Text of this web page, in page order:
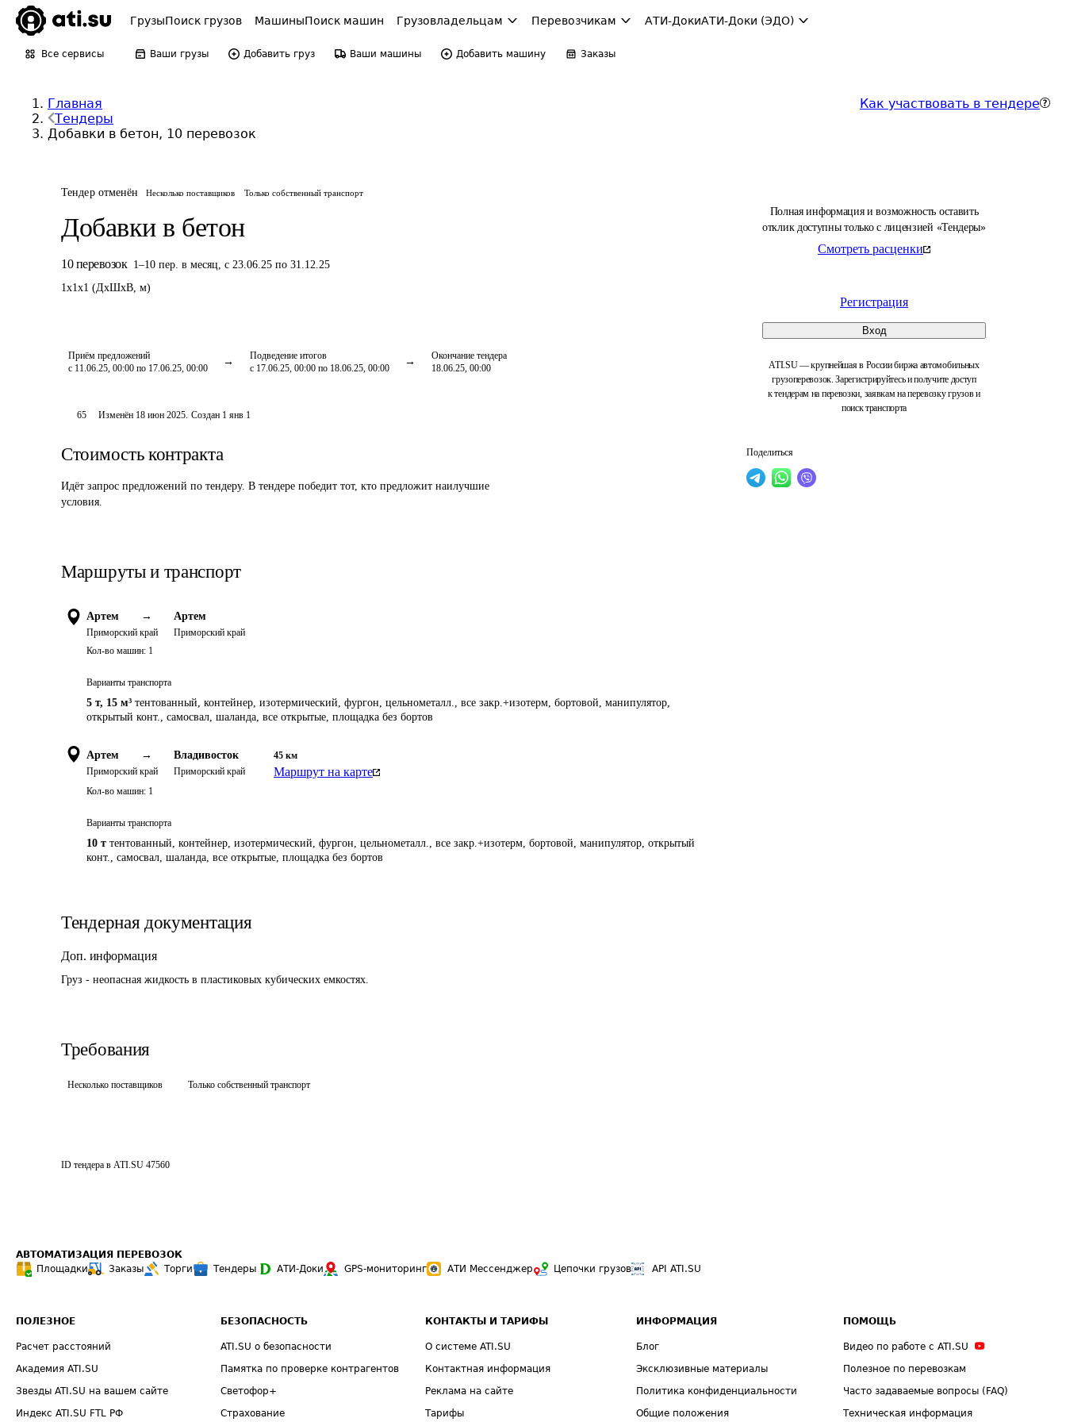
ГрузыПоиск грузов МашиныПоиск машин Грузовладельцам Перевозчикам АТИ-ДокиАТИ-Доки (ЭДО)
Все сервисы Ваши грузы Добавить груз Ваши машины Добавить машину Заказы
Главная
Тендеры
Добавки в бетон, 10 перевозок
Как участвовать в тендере
Тендер отменён Несколько поставщиков Только собственный транспорт
Добавки в бетон
10 перевозок 1–10 пер. в месяц, с 23.06.25 по 31.12.25
1x1x1 (ДxШxВ, м)
Приём предложений
с 11.06.25, 00:00 по 17.06.25, 00:00
Подведение итогов
с 17.06.25, 00:00 по 18.06.25, 00:00
Окончание тендера
18.06.25, 00:00
Полная информация и возможность оставить
отклик доступны только с лицензией «Тендеры»
Смотреть расценки
Регистрация
Вход
ATI.SU — крупнейшая в России биржа автомобильных
грузоперевозок. Зарегистрируйтесь и получите доступ
к тендерам на перевозки, заявкам на перевозку грузов и
поиск транспорта
Поделиться
65 Изменён 18 июн 2025. Создан 1 янв 1
Стоимость контракта
Идёт запрос предложений по тендеру. В тендере победит тот, кто предложит наилучшие
условия.
Маршруты и транспорт
Артем →
Приморский край
Артем
Приморский край
Кол-во машин: 1
Варианты транспорта
5 т, 15 м³ тентованный, контейнер, изотермический, фургон, цельнометалл., все закр.+изотерм, бортовой, манипулятор,
открытый конт., самосвал, шаланда, все открытые, площадка без бортов
Артем →
Приморский край
Владивосток
Приморский край
45 км
Маршрут на карте
Кол-во машин: 1
Варианты транспорта
10 т тентованный, контейнер, изотермический, фургон, цельнометалл., все закр.+изотерм, бортовой, манипулятор, открытый
конт., самосвал, шаланда, все открытые, площадка без бортов
Тендерная документация
Доп. информация
Груз - неопасная жидкость в пластиковых кубических емкостях.
Требования
Несколько поставщиков Только собственный транспорт
ID тендера в ATI.SU 47560
АВТОМАТИЗАЦИЯ ПЕРЕВОЗОК
Площадки
Заказы Торги Тендеры АТИ-Доки GPS-мониторинг АТИ Мессенджер Цепочки грузов API ATI.SU
ПОЛЕЗНОЕ
Расчет расстояний
Академия ATI.SU
Звезды ATI.SU на вашем сайте
Индекс ATI.SU FTL РФ
БЕЗОПАСНОСТЬ
ATI.SU о безопасности
Памятка по проверке контрагентов
Светофор+
Страхование
КОНТАКТЫ И ТАРИФЫ
О системе ATI.SU
Контактная информация
Реклама на сайте
Тарифы
ИНФОРМАЦИЯ
Блог
Эксклюзивные материалы
Политика конфиденциальности
Общие положения
ПОМОЩЬ
Видео по работе с ATI.SU
Полезное по перевозкам
Часто задаваемые вопросы (FAQ)
Техническая информация